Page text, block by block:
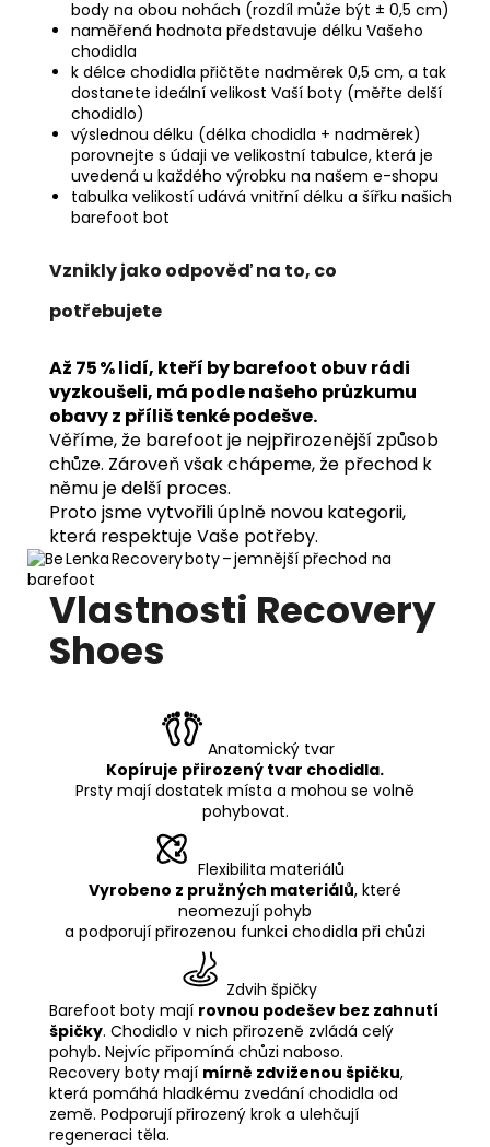
body na obou nohách (rozdíl může být ± 0,5 cm)
naměřená hodnota představuje délku Vašeho
chodidla
k délce chodidla přičtěte nadměrek 0,5 cm, a tak
dostanete ideální velikost Vaší boty (měřte delší
chodidlo)
výslednou délku (délka chodidla + nadměrek)
porovnejte s údaji ve velikostní tabulce, která je
uvedená u každého výrobku na našem e-shopu
tabulka velikostí udává vnitřní délku a šířku našich
barefoot bot
Vznikly jako odpověď na to, co
potřebujete
Až 75 % lidí, kteří by barefoot obuv rádi
vyzkoušeli, má podle našeho průzkumu
obavy z příliš tenké podešve.
Věříme, že barefoot je nejpřirozenější způsob
chůze. Zároveň však chápeme, že přechod k
němu je delší proces.
Proto jsme vytvořili úplně novou kategorii,
která respektuje Vaše potřeby.
Vlastnosti Recovery
Shoes
Anatomický tvar
Kopíruje přirozený tvar chodidla.
Prsty mají dostatek místa a mohou se volně
pohybovat.
Flexibilita materiálů
Vyrobeno z pružných materiálů, které
neomezují pohyb
a podporují přirozenou funkci chodidla při chůzi
Zdvih špičky
Barefoot boty mají rovnou podešev bez zahnutí
špičky. Chodidlo v nich přirozeně zvládá celý
pohyb. Nejvíc připomíná chůzi naboso.
Recovery boty mají mírně zdviženou špičku,
která pomáhá hladkému zvedání chodidla od
země. Podporují přirozený krok a ulehčují
regeneraci těla.